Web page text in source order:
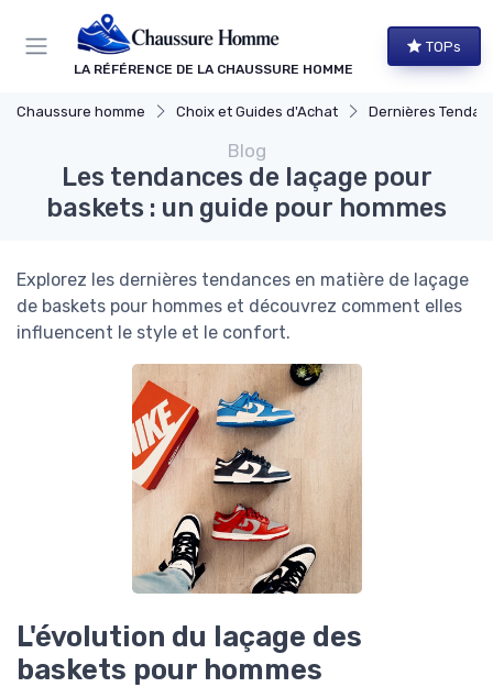
LA RÉFÉRENCE DE LA CHAUSSURE HOMME
TOPs
Chaussure homme Choix et Guides d'Achat Dernières
Blog
Les tendances de laçage pour
baskets : un guide pour hommes
Explorez les dernières tendances en matière de laçage
de baskets pour hommes et découvrez comment elles
influencent le style et le confort.
L'évolution du laçage des
baskets pour hommes
Panneau de gestion des cookies